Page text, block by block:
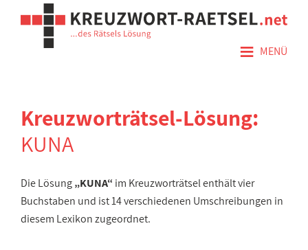
≡ MENÜ
Kreuzworträtsel-Lösung:
KUNA
Die Lösung„KUNA“ im Kreuzworträtsel enthält vier
Buchstaben und ist 14 verschiedenen Umschreibungen in
diesem Lexikon zugeordnet.